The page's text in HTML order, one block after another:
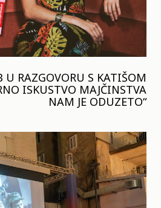
U RAZGOVORU S KATIŠOM
ISKUSTVO MAJČINSTVA
NAM JE ODUZETO“